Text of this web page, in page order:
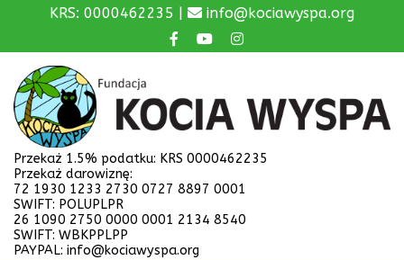
KRS: 0000462235 | info@kociawyspa.org
Przekaż 1.5% podatku: KRS 0000462235
Przekaż darowiznę:
72 1930 1233 2730 0727 8897 0001
SWIFT: POLUPLPR
26 1090 2750 0000 0001 2134 8540
SWIFT: WBKPPLPP
PAYPAL: info@kociawyspa.org